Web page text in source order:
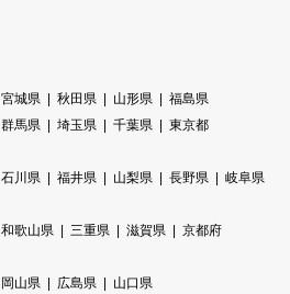
宮城県 秋田県 山形県
福島県
群馬県 埼玉県 千葉県
東京都
石川県 福井県 山梨県 長野県
岐阜県
和歌山県 三重県 滋賀県
京都府
岡山県 広島県 山口県